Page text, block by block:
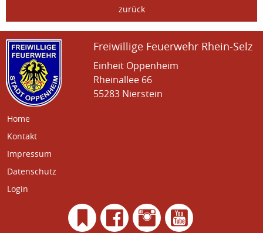
zurück
Freiwillige Feuerwehr Rhein-Selz
Einheit Oppenheim
Rheinallee 66
55283 Nierstein
Home
Kontakt
Impressum
Datenschutz
Login